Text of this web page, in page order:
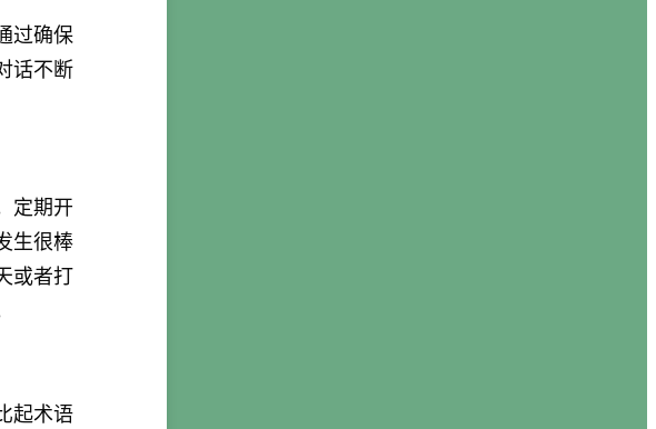
过确保
话不断
定期开
生很棒
或者打
起术语